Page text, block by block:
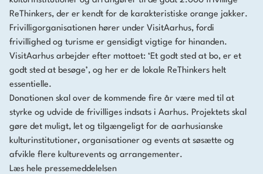
ReThinkers, der er kendt for de karakteristiske orange jakker.
Frivilligorganisationen hører under VisitAarhus, fordi
frivillighed og turisme er gensidigt vigtige for hinanden.
VisitAarhus arbejder efter mottoet: ‘Et godt sted at bo, er et
godt sted at besøge’, og her er de lokale ReThinkers helt
essentielle.
Donationen skal over de kommende fire år være med til at
styrke og udvide de frivilliges indsats i Aarhus. Projektets skal
gøre det muligt, let og tilgængeligt for de aarhusianske
kulturinstitutioner, organisationer og events at søsætte og
afvikle flere kulturevents og arrangementer.
Læs hele pressemeddelelsen